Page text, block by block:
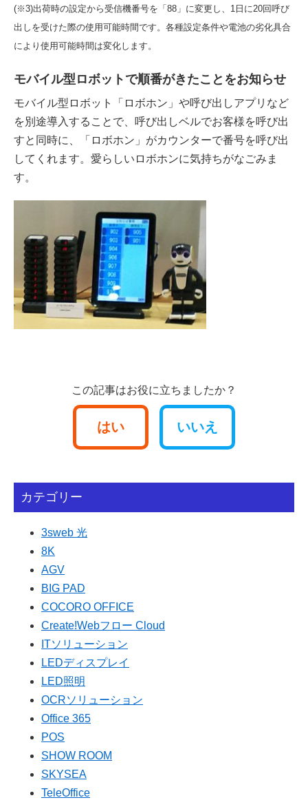
(※3)出荷時の設定から受信機番号を「88」に変更し、1日に20回呼び
出しを受けた際の使用可能時間です。各種設定条件や電池の劣化具合
により使用可能時間は変化します。
モバイル型ロボットで順番がきたことをお知らせ
モバイル型ロボット「ロボホン」や呼び出しアプリなど
を別途導入することで、呼び出しベルでお客様を呼び出
すと同時に、「ロボホン」がカウンターで番号を呼び出
してくれます。愛らしいロボホンに気持ちがなごみま
す。
この記事はお役に立ちましたか？
はい いいえ
カテゴリー
3sweb 光
8K
AGV
BIG PAD
COCORO OFFICE
Create!Webフロー Cloud
ITソリューション
LEDディスプレイ
LED照明
OCRソリューション
Office 365
POS
SHOW ROOM
SKYSEA
TeleOffice